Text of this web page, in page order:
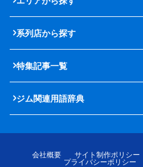
系列店から探す
特集記事一覧
ジム関連用語辞典
会社概要 サイト制作ポリシー
プライバシーポリシー